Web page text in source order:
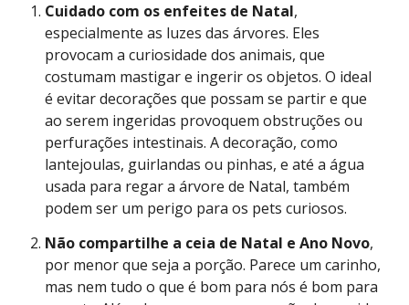
Cuidado com os enfeites de Natal,
especialmente as luzes das árvores. Eles
provocam a curiosidade dos animais, que
costumam mastigar e ingerir os objetos. O ideal
é evitar decorações que possam se partir e que
ao serem ingeridas provoquem obstruções ou
perfurações intestinais. A decoração, como
lantejoulas, guirlandas ou pinhas, e até a água
usada para regar a árvore de Natal, também
podem ser um perigo para os pets curiosos.
Não compartilhe a ceia de Natal e Ano Novo,
por menor que seja a porção. Parece um carinho,
mas nem tudo o que é bom para nós é bom para